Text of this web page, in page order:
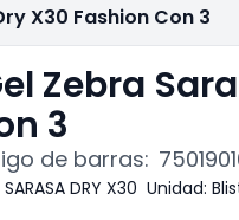
X30 Fashion Con 3
Zebra
3
de barras:
SARASA DRY X30 Unidad: